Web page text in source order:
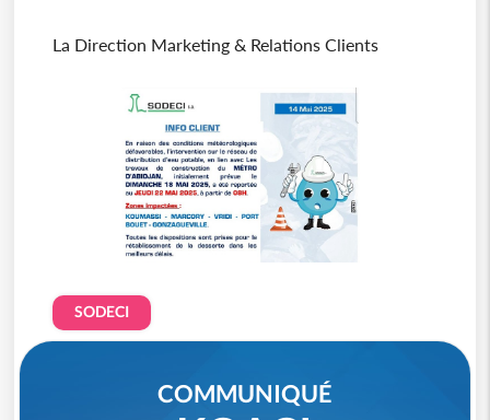
La Direction Marketing & Relations Clients
SODECI
COMMUNIQUÉ